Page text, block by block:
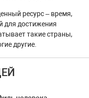
ресурс – время,
для достижения
такие страны,
другие.